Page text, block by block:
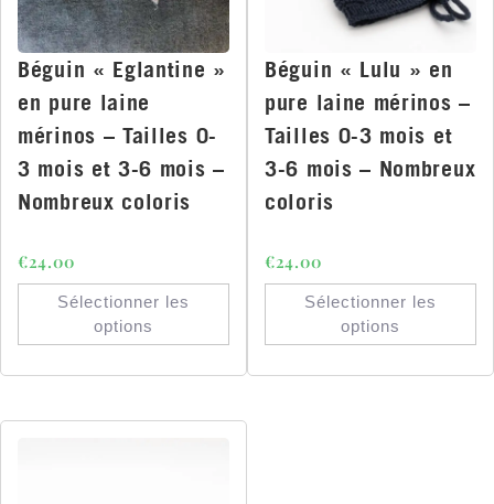
Béguin « Eglantine »
en pure laine
mérinos – Tailles 0-
3 mois et 3-6 mois –
Nombreux coloris
€24.00
Sélectionner les
options
Béguin « Lulu » en
pure laine mérinos –
Tailles 0-3 mois et
3-6 mois – Nombreux
coloris
€24.00
Sélectionner les
options